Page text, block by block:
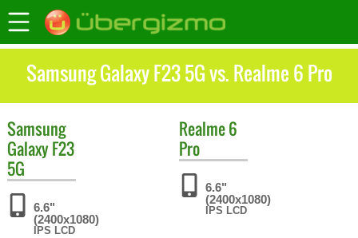
Samsung Galaxy F23 5G vs. Realme 6 Pro
Samsung
Galaxy F23
5G
6.6"
(2400x1080)
IPS LCD
Realme6
Pro
6.6"
(2400x1080)
IPS LCD